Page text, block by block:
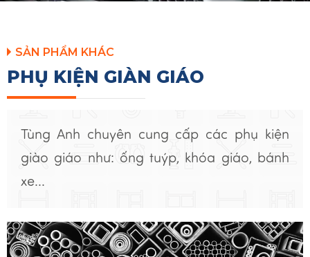
SẢN PHẨM KHÁC
PHỤ KIỆN GIÀN GIÁO
Tùng Anh chuyên cung cấp các phụ kiện
giào giáo như: ống tuýp, khóa giáo, bánh
xe...